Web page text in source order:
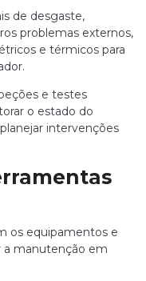
de desgaste,
problemas externos,
e térmicos para
e testes
o estado do
intervenções
os equipamentos e
a manutenção em